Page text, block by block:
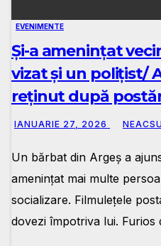
EVENIMENTE
Și-a amenințat
vizat și un polițist/
reținut după
IANUARIE 27, 2026
Un bărbat din Argeș a
amenințat mai multe
socializare. Filmulețele
dovezi împotriva lui. Furios